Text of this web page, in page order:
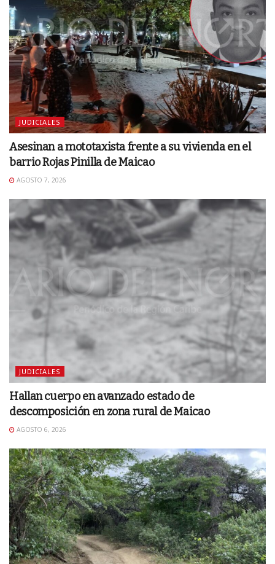
JUDICIALES
Asesinan a mototaxista frente a su vivienda en el
barrio Rojas Pinilla de Maicao
AGOSTO 7, 2026
JUDICIALES
Hallan cuerpo en avanzado estado de
descomposición en zona rural de Maicao
AGOSTO 6, 2026